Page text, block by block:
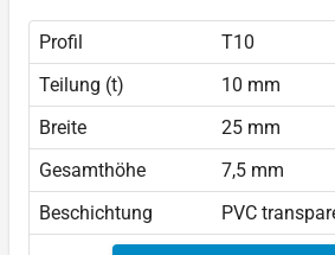
Profil
T10
Teilung (t)
10 mm
Breite
25 mm
Gesamthöhe
7,5 mm
Beschichtung
PVC